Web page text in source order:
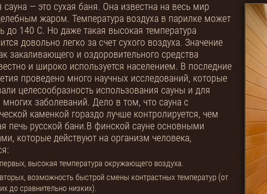
сауна — это сухая баня. Она известна на весь мир
жаром. Температура воздуха в парилке может
до 140 С. Но даже такая высокая температура
довольно легко за счет сухого воздуха. Значение
закаливающего и оздоровительного средства
и широко используется населением. В последние
проведено много научных исследований, которые
целесообразность использования сауны и для
многих заболеваний. Дело в том, что сауна с
каменкой гораздо лучше контролируется, чем
печь русской бани.В финской сауне основными
которые действуют на организм человека,
высокая температура окружающего воздуха.
возможность быстрой смены контрастных температур (от
до сравнительно низких).